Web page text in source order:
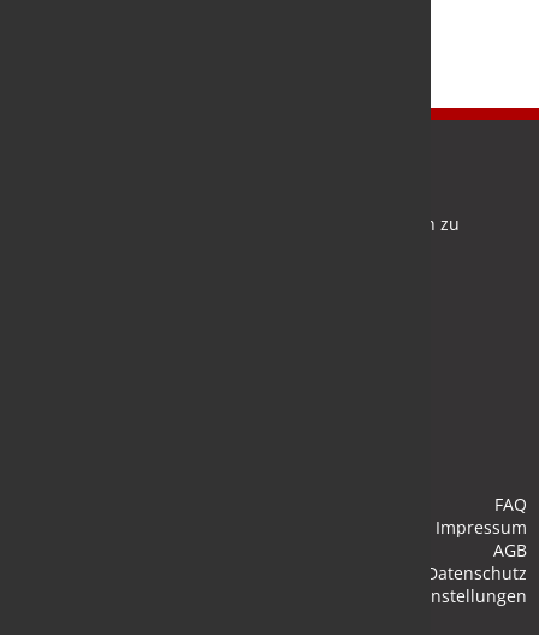
Bleiben Sie auf dem Laufenden und melden Sie sich zu
FAQ
Impressum
AGB
Datenschutz
Cookie-Einstellungen